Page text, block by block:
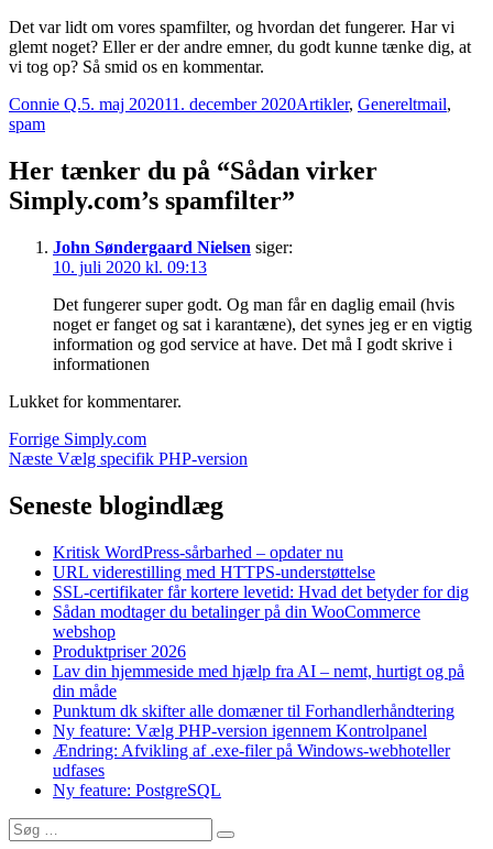
Det var lidt om vores spamfilter, og hvordan det fungerer. Har vi
glemt noget? Eller er der andre emner, du godt kunne tænke dig, at
vi tog op? Så smid os en kommentar.
Forfatter
Connie Q.Udgivet
5. maj 202011. december 2020Kategorier
Artikler, GenereltTags
mail,
spam
Her tænker du på “Sådan virker
Simply.com’s spamfilter”
John Søndergaard Nielsen siger:
10. juli 2020 kl. 09:13
Det fungerer super godt. Og man får en daglig email (hvis
noget er fanget og sat i karantæne), det synes jeg er en vigtig
information og god service at have. Det må I godt skrive i
informationen
Lukket for kommentarer.
Indlægsnavigation
Forrige Forrige
indlæg:
Simply.com
Næste Næste
Vælg specifik PHP-version
Seneste blogindlæg
Kritisk WordPress-sårbarhed – opdater nu
URL viderestilling med HTTPS-understøttelse
SSL-certifikater får kortere levetid: Hvad det betyder for dig
Sådan modtager du betalinger på din WooCommerce
webshop
Produktpriser 2026
Lav din hjemmeside med hjælp fra AI – nemt, hurtigt og på
din måde
Punktum dk skifter alle domæner til Forhandlerhåndtering
Ny feature: Vælg PHP-version igennem Kontrolpanel
Ændring: Afvikling af .exe-filer på Windows-webhoteller
udfases
Ny feature: PostgreSQL
Søg
Søg